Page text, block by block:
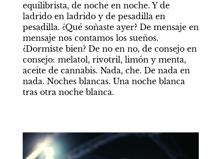
equilibrista, de noche en noche. Y de
ladrido en ladrido y de pesadilla en
pesadilla. ¿Qué soñaste ayer? De mensaje en
mensaje nos contamos los sueños.
¿Dormiste bien? De no en no, de consejo en
consejo: melatol, rivotril, limón y menta,
aceite de cannabis. Nada, che. De nada en
nada. Noches blancas. Una noche blanca
tras otra noche blanca.